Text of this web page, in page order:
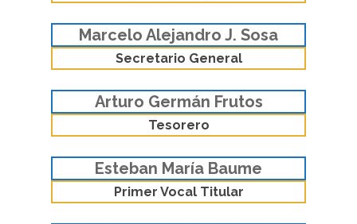
Marcelo Alejandro J. Sosa
Secretario General
Arturo Germán Frutos
Tesorero
Esteban María Baume
Primer Vocal Titular